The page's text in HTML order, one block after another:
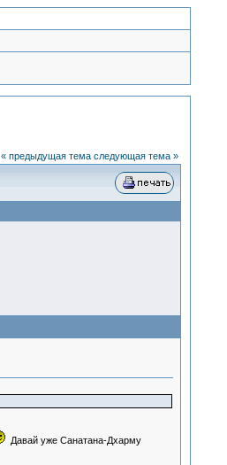
« предыдущая тема следующая тема »
Давай уже Санатана-Дхарму